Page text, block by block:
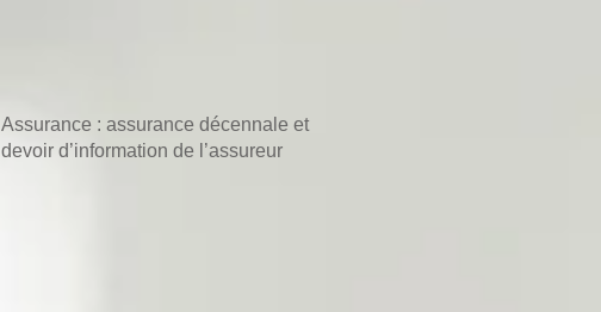
Assurance : assurance décennale et
devoir d’information de l’assureur